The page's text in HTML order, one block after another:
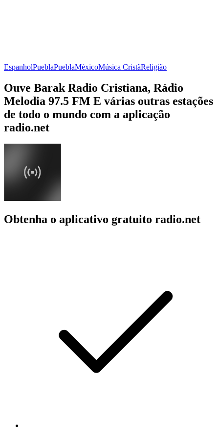
EspanholPueblaPueblaMéxicoMúsica CristãReligião
Ouve Barak Radio Cristiana, Rádio
Melodia 97.5 FM E várias outras estações
de todo o mundo com a aplicação
radio.net
Obtenha o aplicativo gratuito radio.net